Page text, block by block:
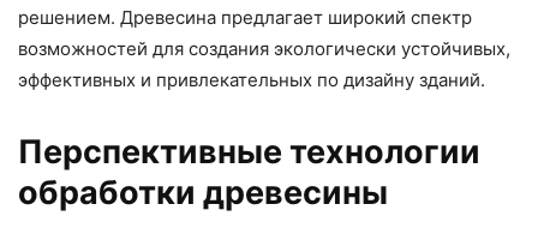
решением. Древесина предлагает широкий спектр
возможностей для создания экологически устойчивых,
эффективных и привлекательных по дизайну зданий.
Перспективные технологии
обработки древесины